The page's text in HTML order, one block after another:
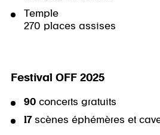
Temple
270 places assises
Festival OFF 2025
90concerts gratuits
17scènes éphémères et